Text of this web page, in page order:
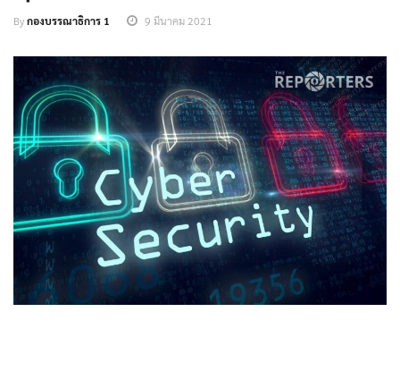
Byกองบรรณาธิการ 1 9 มีนาคม 2021